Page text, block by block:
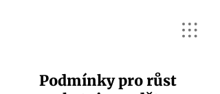
Podmínky pro růst